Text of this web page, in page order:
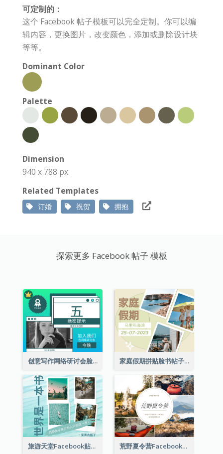
可定制的：
这个 Facebook 帖子模板可以完全定制。你可以编
辑内容，更换图片，改变颜色，添加或删除设计块
等等。
Dominant Color
Palette
Dimension
940 x 788 px
Related Templates
订婚 祝贺 拥抱
探索更多 Facebook 帖子 模板
创意写作网络研讨会脸书帖子 家庭假期拼贴脸书帖子
旅游天堂Facebook贴子 荒野夏令营Facebook帖子